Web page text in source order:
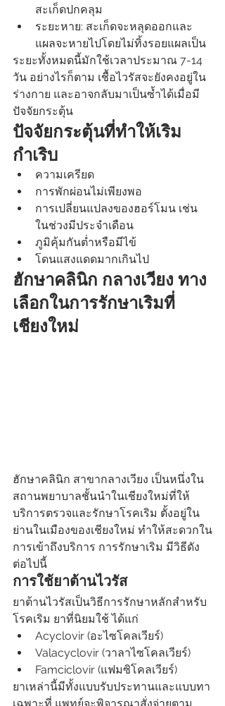
สะเก็ดปกคลุม
ระยะหาย: สะเก็ดจะหลุดออกและ
แผลจะหายไปโดยไม่ทิ้งรอยแผลเป็น
ระยะทั้งหมดนี้มักใช้เวลาประมาณ 7-14
วัน อย่างไรก็ตาม เชื้อไวรัสจะยังคงอยู่ใน
ร่างกาย และอาจกลับมาเป็นซ้ำได้เมื่อมี
ปัจจัยกระตุ้น
ปัจจัยกระตุ้นที่ทำให้เริม
กำเริบ
ความเครียด
การพักผ่อนไม่เพียงพอ
การเปลี่ยนแปลงของฮอร์โมน เช่น
ในช่วงมีประจำเดือน
ภูมิคุ้มกันต่ำหรือมีไข้
โดนแสงแดดมากเกินไป
ฮักษาคลินิก กลางเวียง ทาง
เลือกในการรักษาเริมที่
เชียงใหม่
ฮักษาคลินิก สาขากลางเวียง เป็นหนึ่งใน
สถานพยาบาลชั้นนำในเชียงใหม่ที่ให้
บริการตรวจและรักษาโรคเริม ตั้งอยู่ใน
ย่านในเมืองของเชียงใหม่ ทำให้สะดวกใน
การเข้าถึงบริการ การรักษาเริม มีวิธีดัง
ต่อไปนี้
การใช้ยาต้านไวรัส
ยาต้านไวรัสเป็นวิธีการรักษาหลักสำหรับ
โรคเริม ยาที่นิยมใช้ ได้แก่
Acyclovir (อะไซโคลเวียร์)
Valacyclovir (วาลาไซโคลเวียร์)
Famciclovir (แฟมซิโคลเวียร์)
ยาเหล่านี้มีทั้งแบบรับประทานและแบบทา